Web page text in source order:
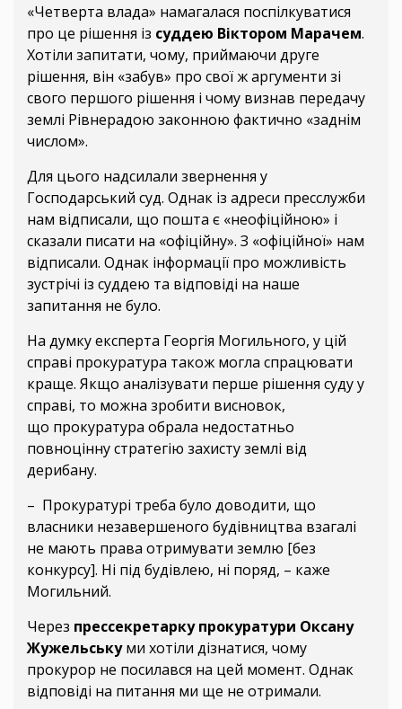
«Четверта влада» намагалася поспілкуватися
про це рішення із суддею Віктором Марачем.
Хотіли запитати, чому, приймаючи друге
рішення, він «забув» про свої ж аргументи зі
свого першого рішення і чому визнав передачу
землі Рівнерадою законною фактично «заднім
числом».
Для цього надсилали звернення у
Господарський суд. Однак із адреси пресслужби
нам відписали, що пошта є «неофіційною» і
сказали писати на «офіційну». З «офіційної» нам
відписали. Однак інформації про можливість
зустрічі із суддею та відповіді на наше
запитання не було.
На думку експерта Георгія Могильного, у цій
справі прокуратура також могла спрацювати
краще. Якщо аналізувати перше рішення суду у
справі, то можна зробити висновок,
що прокуратура обрала недостатньо
повноцінну стратегію захисту землі від
дерибану.
– Прокуратурі треба було доводити, що
власники незавершеного будівництва взагалі
не мають права отримувати землю [без
конкурсу]. Ні під будівлею, ні поряд, – каже
Могильний.
Через прессекретарку прокуратури Оксану
Жужельськуми хотіли дізнатися, чому
прокурор не посилався на цей момент. Однак
відповіді на питання ми ще не отримали.